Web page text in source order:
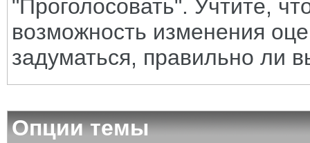
"Проголосовать". Учтите,
возможность изменения
задуматься, правильно ли
Опции темы